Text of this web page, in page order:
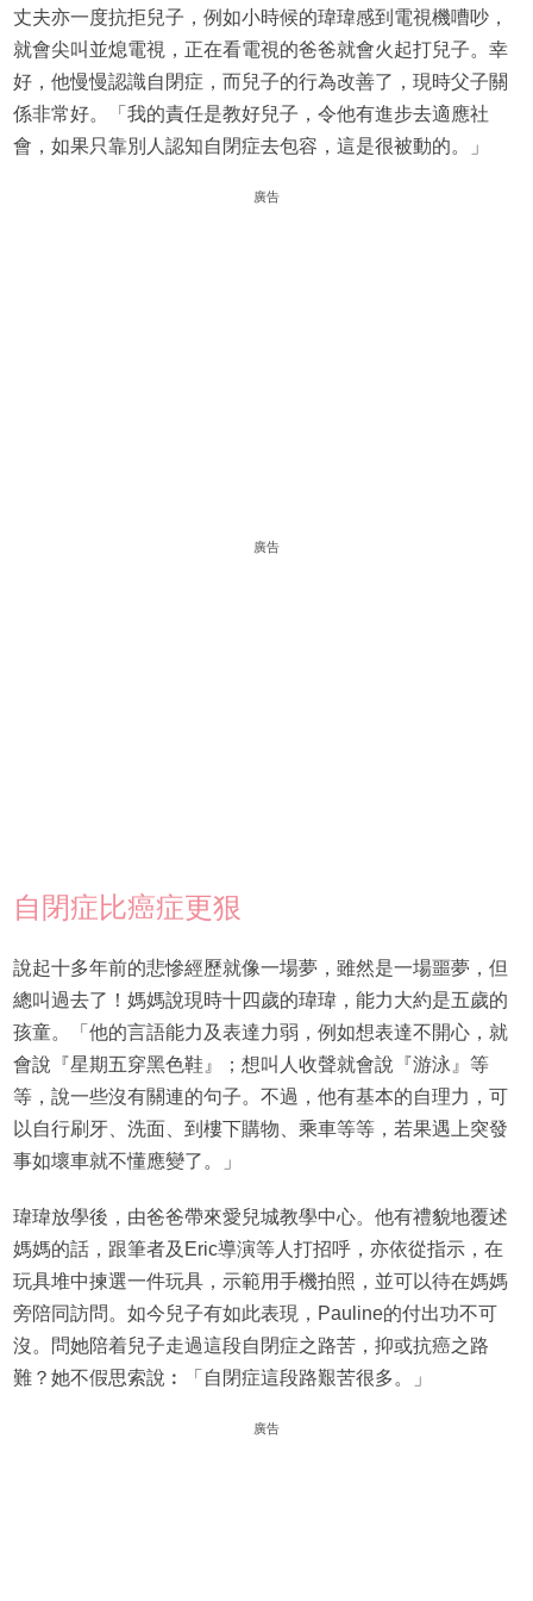
丈夫亦一度抗拒兒子，例如小時候的瑋瑋感到電視機嘈吵，
就會尖叫並熄電視，正在看電視的爸爸就會火起打兒子。幸
好，他慢慢認識自閉症，而兒子的行為改善了，現時父子關
係非常好。「我的責任是教好兒子，令他有進步去適應社
會，如果只靠別人認知自閉症去包容，這是很被動的。」
廣告
廣告
自閉症比癌症更狠
說起十多年前的悲慘經歷就像一場夢，雖然是一場噩夢，但
總叫過去了！媽媽說現時十四歲的瑋瑋，能力大約是五歲的
孩童。「他的言語能力及表達力弱，例如想表達不開心，就
會說『星期五穿黑色鞋』；想叫人收聲就會說『游泳』等
等，說一些沒有關連的句子。不過，他有基本的自理力，可
以自行刷牙、洗面、到樓下購物、乘車等等，若果遇上突發
事如壞車就不懂應變了。」
瑋瑋放學後，由爸爸帶來愛兒城教學中心。他有禮貌地覆述
媽媽的話，跟筆者及Eric導演等人打招呼，亦依從指示，在
玩具堆中揀選一件玩具，示範用手機拍照，並可以待在媽媽
旁陪同訪問。如今兒子有如此表現，Pauline的付出功不可
沒。問她陪着兒子走過這段自閉症之路苦，抑或抗癌之路
難？她不假思索說︰「自閉症這段路艱苦很多。」
廣告